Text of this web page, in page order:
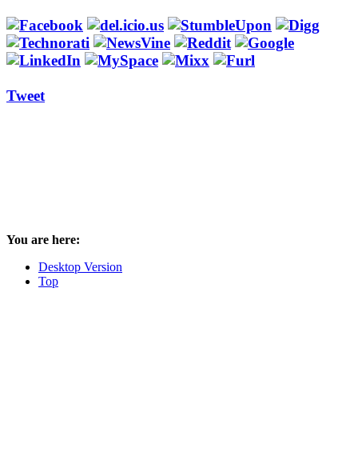
Tweet
You are here:
Desktop Version
Top